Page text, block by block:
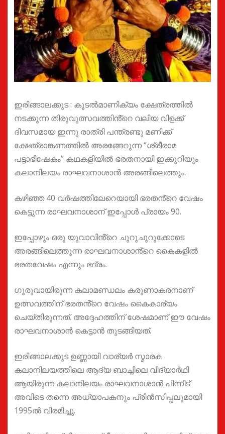
ഇരിങ്ങാലക്കുട : കൂടൽമാണിക്യം ക്ഷേത്രത്തിൽ
നടക്കുന്ന തിരുവുത്സവത്തിൻ്റെ വലിയ വിളക്ക്
ദിവസമായ ഇന്നു രാത്രി പന്ത്രണ്ടു മണിക്ക്
ക്ഷേത്രാങ്കണത്തിൽ അരങ്ങേറുന്ന “ശ്രീരാമ
പട്ടാഭിഷേകം” കഥകളിയിൽ ഭരതനായി ഇക്കുറിയും
കലാനിലയം രാഘവനാശാൻ അരങ്ങിലെത്തും.
കഴിഞ്ഞ 40 വർഷത്തിലേറെയായി ഭരതൻ്റെ വേഷം
കെട്ടുന്ന രാഘവനാശാന് ഇപ്പോൾ പ്രായം 90.
ഇപ്പോഴും ഒരു യുവാവിൻ്റെ ചുറുചുറുക്കോടെ
അരങ്ങിലെത്തുന്ന രാഘവനാശാൻ്റെ കൈകളിൽ
ഭരതവേഷം എന്നും ഭദ്രം.
ഗുരുവായിരുന്ന കലാമണ്ഡലം കരുണാകരനാണ്
ഉത്സവത്തിന് ഭരതൻ്റെ വേഷം കൈകാര്യം
ചെയ്തിരുന്നത്. അദ്ദേഹത്തിന് ശേഷമാണ് ഈ വേഷം
രാഘവനാശാൻ കെട്ടാൻ തുടങ്ങിയത്.
ഇരിങ്ങാലക്കുട ഉണ്ണായി വാര്യർ സ്മാരക
കലാനിലയത്തിലെ ആദ്യ ബാച്ചിലെ വിദ്യാർഥി
ആയിരുന്ന കലാനിലയം രാഘവനാശാൻ പിന്നീട്
അവിടെ തന്നെ അധ്യാപകനും പ്രിൻസിപ്പലുമായി
1995ൽ വിരമിച്ചു.